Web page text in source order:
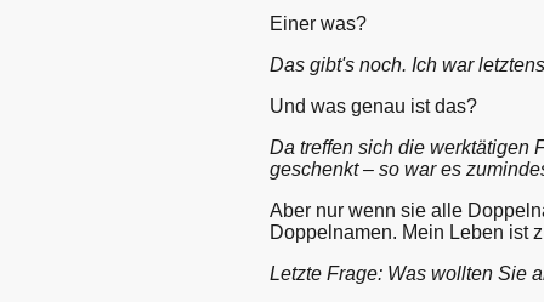
Einer was?
Das gibt's noch. Ich war
Und was genau ist das?
Da treffen sich die werktätigen
geschenkt – so war es
Aber nur wenn sie alle
Doppelnamen. Mein Leben ist
Letzte Frage: Was wollten Sie